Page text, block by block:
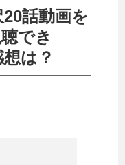
話動画を
でき
は？